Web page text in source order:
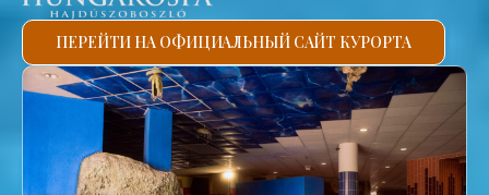
ПЕРЕЙТИ НА ОФИЦИАЛЬНЫЙ САЙТ КУРОРТА